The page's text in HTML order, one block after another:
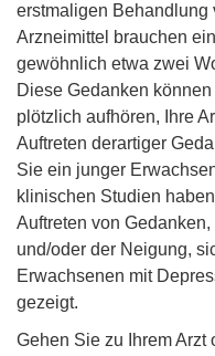
erstmaligen Behandlung
Arzneimittel brauchen
gewöhnlich etwa zwei
Diese Gedanken
plötzlich aufhören, Ihre
Auftreten derartiger
Sie ein junger
klinischen Studien
Auftreten von
und/oder der Neigung,
Erwachsenen mit
gezeigt.
Gehen Sie zu Ihrem